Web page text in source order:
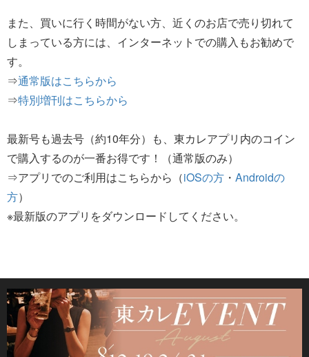
また、買いに行く時間がない方、近くのお店で売り切れて
しまっている方には、インターネットでの購入もお勧めで
す。
⇒通常版はこちらから
⇒特別増刊はこちらから
最新号も過去号（約10年分）も、東カレアプリ内のコイン
で購入するのが一番お得です！（通常版のみ）
⇒アプリでのご利用はこちらから（iOSの方 ・ Androidの
方）
※最新版のアプリをダウンロードしてください。